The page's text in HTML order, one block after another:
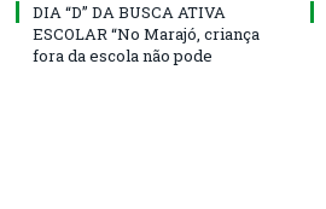
DIA “D” DA BUSCA ATIVA
ESCOLAR “No Marajó, criança
fora da escola não pode